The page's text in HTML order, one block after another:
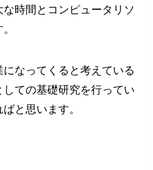
時間とコンピュータリソ
なってくると考えている
ての基礎研究を行ってい
と思います。